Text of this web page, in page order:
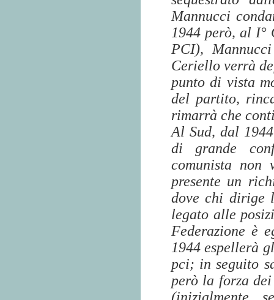
Mannucci
1944 però, al I°
PCI),
Ceriello verrà
punto di vista
del partito,
rimarrà che
Al Sud, dal
di grande
comunista non
presente un
dove chi dirige
legato alle
Federazione è
1944 espellerà
pci; in seguito
però la forza